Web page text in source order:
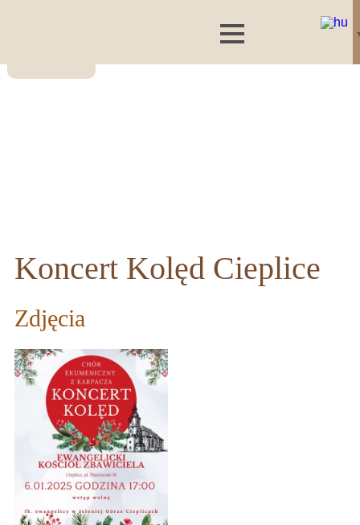
Koncert Kolęd Cieplice
Zdjęcia